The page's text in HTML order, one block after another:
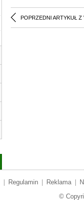
POPRZEDNI ARTYKUŁ Z
Regulamin Reklama
©